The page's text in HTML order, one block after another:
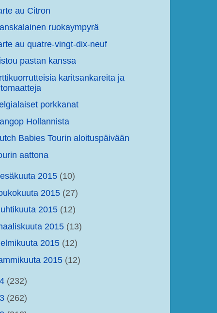
au Citron
ruokaympyrä
au quatre-vingt-dix-neuf
pastan kanssa
karitsankareita ja
tomaatteja
porkkanat
Hollannista
Babies Tourin aloituspäivään
aattona
2015 (10)
2015 (27)
2015 (12)
2015 (13)
2015 (12)
2015 (12)
(232)
(262)